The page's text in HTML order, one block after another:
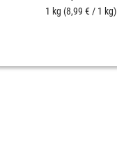
1 kg (8,99 € / 1 kg)